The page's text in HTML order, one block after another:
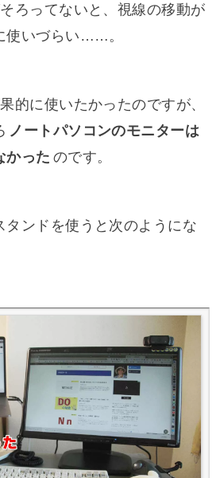
ろってないと、視線の移動が
使いづらい……。
的に使いたかったのですが、
ノートパソコンのモニターは
かった のです。
タンドを使うと次のようにな